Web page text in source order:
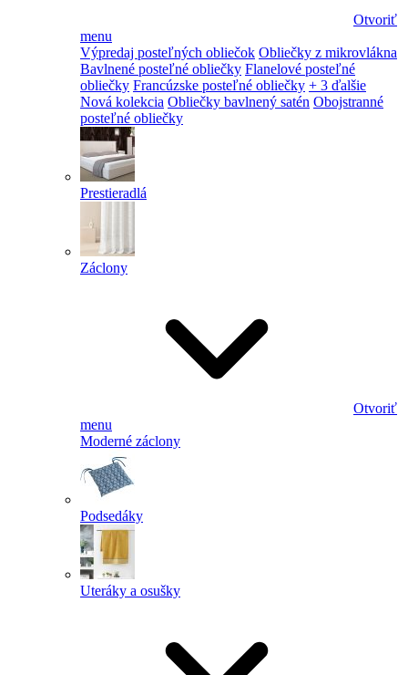
Otvoriť
menu
Výpredaj posteľných obliečok Obliečky z mikrovlákna
Bavlnené posteľné obliečky Flanelové posteľné
obliečky Francúzske posteľné obliečky + 3 ďalšie
Nová kolekcia Obliečky bavlnený satén Obojstranné
posteľné obliečky
Prestieradlá
Záclony
Otvoriť
menu
Moderné záclony
Podsedáky
Uteráky a osušky